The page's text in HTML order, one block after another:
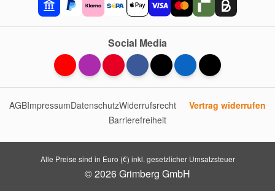
Social Media
AGBImpressumDatenschutzWiderrufsrecht
Vertrag widerrufen
Barrierefreiheit
Alle Preise sind in Euro (€) inkl. gesetzlicher Umsatzsteuer
© 2026 Grimberg GmbH